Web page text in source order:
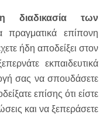
διαδικασία των
πραγματικά επίπονη
ήδη αποδείξει στον
εκπαιδευτικά
σας να σπουδάσετε
επίσης ότι είστε
και να ξεπεράσετε